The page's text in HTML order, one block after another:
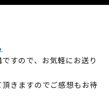
ので、お気軽にお送り
きますのでご感想もお待